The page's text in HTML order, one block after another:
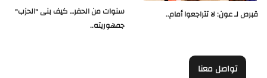
سنوات من الحفر… كيف بنى "الحزب"
جمهوريته..
قبرص لـ عون: لا تتراجعوا أمام..
تواصل معنا